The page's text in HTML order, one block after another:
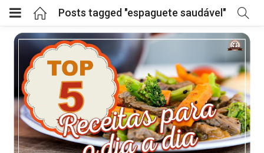
Posts tagged "espaguete saudável"